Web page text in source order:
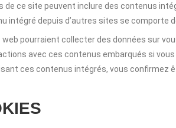
de ce site peuvent inclure des contenus
intégré depuis d’autres sites se
web pourraient collecter des données sur
avec ces contenus embarqués si
ces contenus intégrés, vous confirmez